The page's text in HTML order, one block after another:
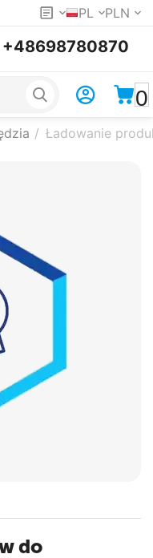
PL PLN
+48698780870
0
/ Ładowanie
do